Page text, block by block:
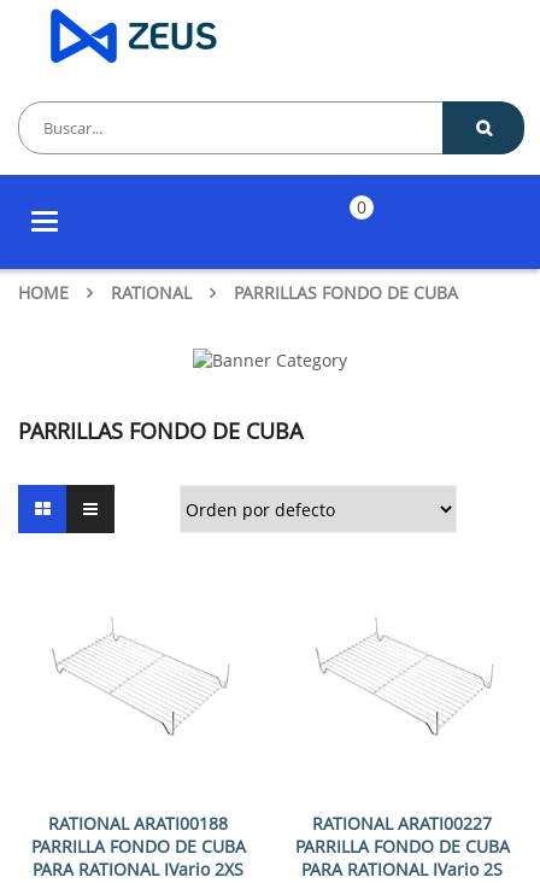
Toggle
0
HOME RATIONAL PARRILLAS FONDO DE CUBA
PARRILLAS FONDO DE CUBA
RATIONAL ARATI00188
PARRILLA FONDO DE CUBA
PARA RATIONAL IVario 2XS
RATIONAL ARATI00227
PARRILLA FONDO DE CUBA
PARA RATIONAL IVario 2S